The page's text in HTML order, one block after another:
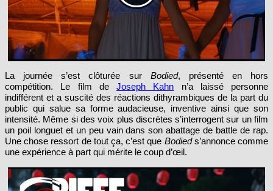
La journée s’est clôturée sur Bodied, présenté en hors
compétition. Le film de Joseph Kahn n’a laissé personne
indifférent et a suscité des réactions dithyrambiques de la part du
public qui salue sa forme audacieuse, inventive ainsi que son
intensité. Même si des voix plus discrètes s’interrogent sur un film
un poil longuet et un peu vain dans son abattage de battle de rap.
Une chose ressort de tout ça, c’est que Bodieds’annonce comme
une expérience à part qui mérite le coup d’œil.